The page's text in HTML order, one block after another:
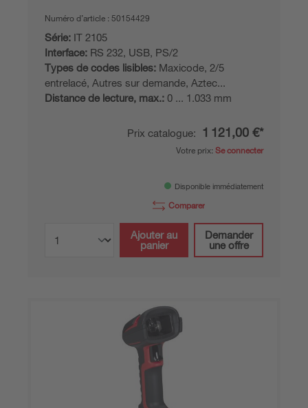
Numéro d’article : 50154429
Série: IT 2105
Interface: RS 232, USB, PS/2
Types de codes lisibles: Maxicode, 2/5
entrelacé, Autres sur demande, Aztec...
Distance de lecture, max.: 0 ... 1.033 mm
Prix catalogue: 1 121,00 €*
Votre prix: Se connecter
Disponible immédiatement
Comparer
Ajouter au
panier
Demander
une offre